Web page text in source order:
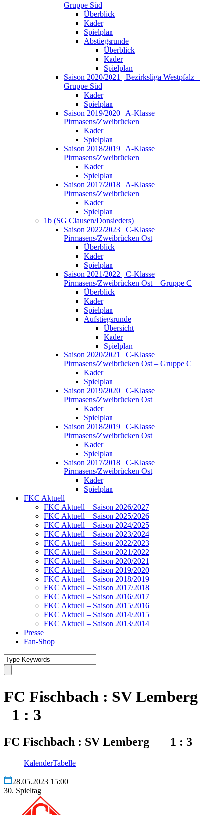
Gruppe Süd
Überblick
Kader
Spielplan
Abstiegsrunde
Überblick
Kader
Spielplan
Saison 2020/2021 | Bezirksliga Westpfalz –
Gruppe Süd
Kader
Spielplan
Saison 2019/2020 | A-Klasse
Pirmasens/Zweibrücken
Kader
Spielplan
Saison 2018/2019 | A-Klasse
Pirmasens/Zweibrücken
Kader
Spielplan
Saison 2017/2018 | A-Klasse
Pirmasens/Zweibrücken
Kader
Spielplan
1b (SG Clausen/Donsieders)
Saison 2022/2023 | C-Klasse
Pirmasens/Zweibrücken Ost
Überblick
Kader
Spielplan
Saison 2021/2022 | C-Klasse
Pirmasens/Zweibrücken Ost – Gruppe C
Überblick
Kader
Spielplan
Aufstiegsrunde
Übersicht
Kader
Spielplan
Saison 2020/2021 | C-Klasse
Pirmasens/Zweibrücken Ost – Gruppe C
Kader
Spielplan
Saison 2019/2020 | C-Klasse
Pirmasens/Zweibrücken Ost
Kader
Spielplan
Saison 2018/2019 | C-Klasse
Pirmasens/Zweibrücken Ost
Kader
Spielplan
Saison 2017/2018 | C-Klasse
Pirmasens/Zweibrücken Ost
Kader
Spielplan
FKC Aktuell
FKC Aktuell – Saison 2026/2027
FKC Aktuell – Saison 2025/2026
FKC Aktuell – Saison 2024/2025
FKC Aktuell – Saison 2023/2024
FKC Aktuell – Saison 2022/2023
FKC Aktuell – Saison 2021/2022
FKC Aktuell – Saison 2020/2021
FKC Aktuell – Saison 2019/2020
FKC Aktuell – Saison 2018/2019
FKC Aktuell – Saison 2017/2018
FKC Aktuell – Saison 2016/2017
FKC Aktuell – Saison 2015/2016
FKC Aktuell – Saison 2014/2015
FKC Aktuell – Saison 2013/2014
Presse
Fan-Shop
FC Fischbach : SV Lemberg
1 : 3
FC Fischbach : SV Lemberg 1 : 3
KalenderTabelle
28.05.2023 15:00
30. Spieltag